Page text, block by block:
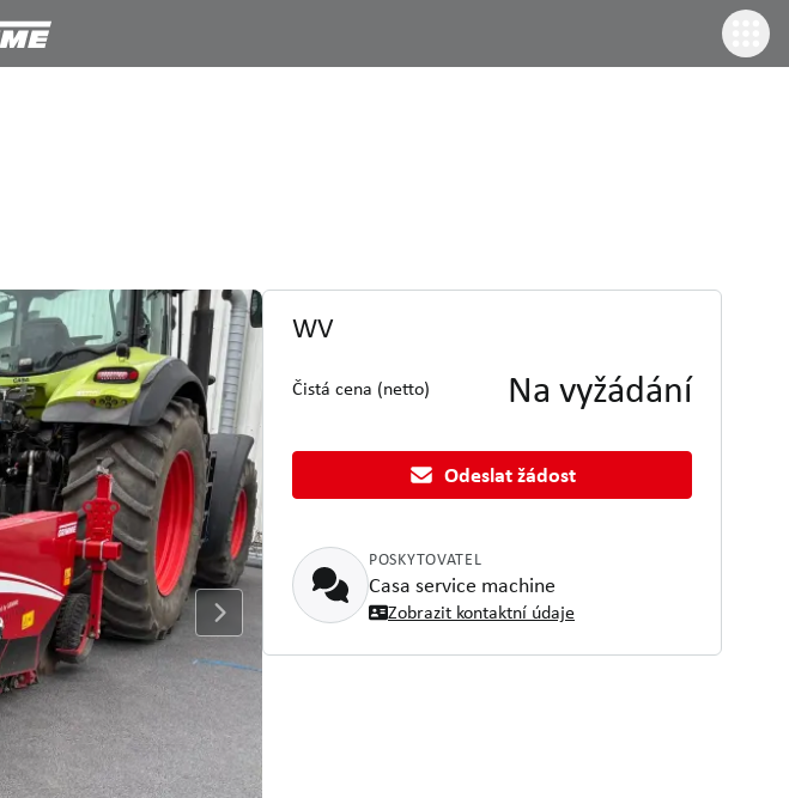
WV
Čistá cena (netto) Na vyžádání
Odeslat žádost
POSKYTOVATEL
Casa service machine
Zobrazit kontaktní údaje